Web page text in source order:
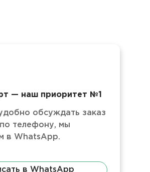
— наш приоритет №1
обсуждать заказ
телефону, мы
в WhatsApp.
в WhatsApp